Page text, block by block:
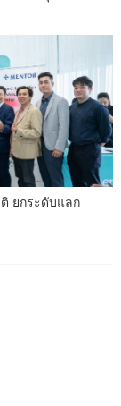
ติ ยกระดับแลก